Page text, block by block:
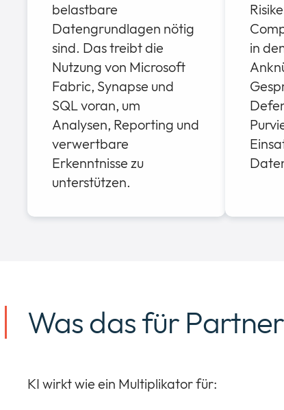
belastbare
Datengrundlagen nötig
sind. Das treibt die
Nutzung von Microsoft
Fabric, Synapse und
SQL voran, um
Analysen, Reporting und
verwertbare
Erkenntnisse zu
unterstützen.
in
Was das für
KI wirkt wie ein Multiplikator für: